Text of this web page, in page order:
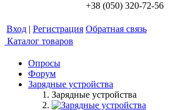
+38 (050) 320-72-56
Вход | Регистрация Обратная связь
Каталог товаров
Опросы
Форум
Зарядные устройства
Зарядные устройства